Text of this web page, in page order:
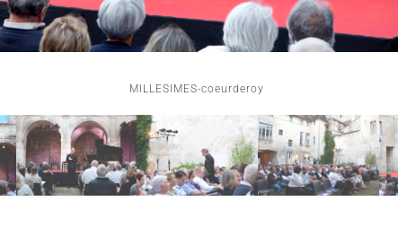
MILLESIMES-coeurderoy